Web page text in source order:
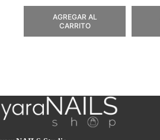
AGREGAR AL
CARRITO